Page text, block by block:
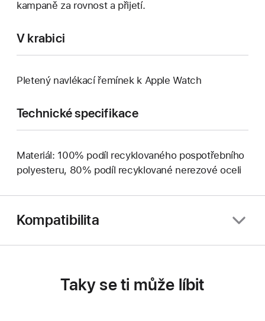
kampaně za rovnost a přijetí.
V krabici
Pletený navlékací řemínek k Apple Watch
Technické specifikace
Materiál: 100% podíl recyklovaného pospotřebního
polyesteru, 80% podíl recyklované nerezové oceli
Kompatibilita
Taky se ti může líbit